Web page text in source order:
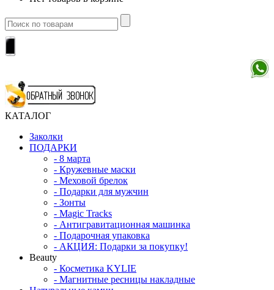
КАТАЛОГ
Заколки
ПОДАРКИ
- 8 марта
- Кружевные маски
- Меховой брелок
- Подарки для мужчин
- Зонты
- Magic Tracks
- Антигравитационная машинка
- Подарочная упаковка
- АКЦИЯ: Подарки за покупку!
Beauty
- Косметика KYLIE
- Магнитные ресницы накладные